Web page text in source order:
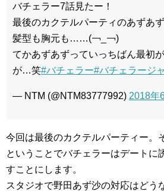
バチェラー7話見たー！
最後のカクテルパーティのあずあ
髪型も胸元も……(￢_￢)
てかあずあずっていっちばん最初
が…笑#バチェラー#バチェラージ
— NTM (@NTM83777992) 2018年
今回は最後のカクテルパーティー。
ということでバチェラーはデートに
すことにします。
スタジオで野田あず沙の対応はどう